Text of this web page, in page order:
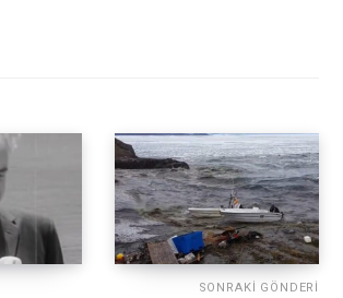
SONRAKI GÖNDERI